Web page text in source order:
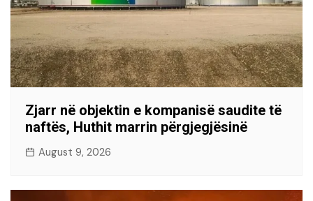
Zjarr në objektin e kompanisë saudite të
naftës, Huthit marrin përgjegjësinë
August 9, 2026